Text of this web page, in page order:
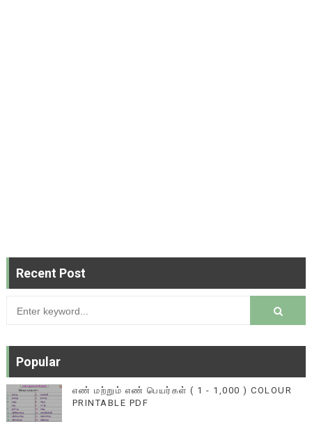
Recent Post
Popular
எண் மற்றும் எண் பெயர்கள் ( 1 - 1,000 ) COLOUR
PRINTABLE PDF